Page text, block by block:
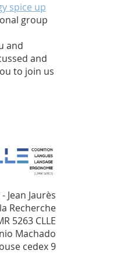
spice up
group
and
and
to join us
Jean Jaurès
Recherche
5263 CLLE
Machado
cedex 9